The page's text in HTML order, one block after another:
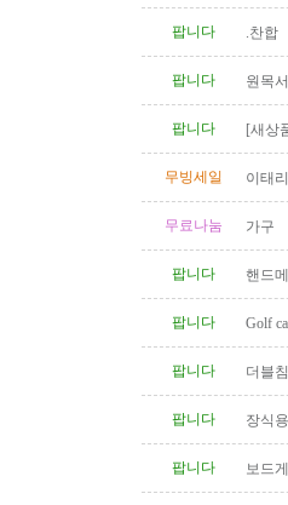
팝니다 .찬합
팝니다 원목
팝니다
[새상
무빙세일
이태
무료나눔 가구
팝니다 핸드
팝니다 Golf
팝니다 더블
팝니다 장식
팝니다 보드